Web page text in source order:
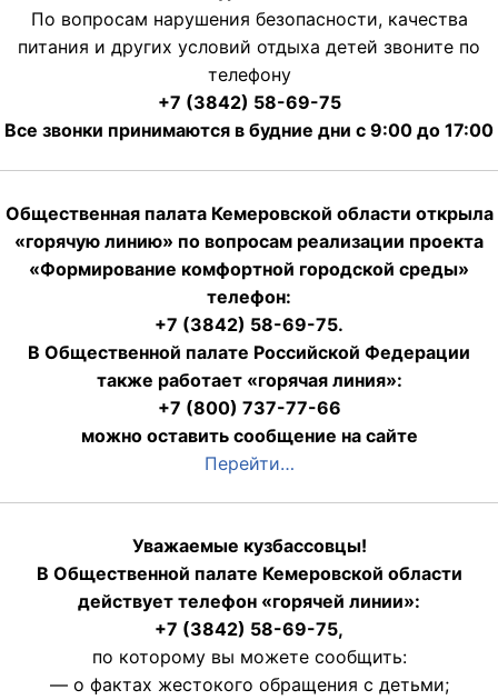
По вопросам нарушения безопасности, качества
питания и других условий отдыха детей звоните по
телефону
+7 (3842) 58-69-75
Все звонки принимаются в будние дни с 9:00 до 17:00
Общественная палата Кемеровской области открыла
«горячую линию» по вопросам реализации проекта
«Формирование комфортной городской среды»
телефон:
+7 (3842) 58-69-75.
В Общественной палате Российской Федерации
также работает «горячая линия»:
+7 (800) 737-77-66
можно оставить сообщение на сайте
Перейти…
Уважаемые кузбассовцы!
В Общественной палате Кемеровской области
действует телефон «горячей линии»:
+7 (3842) 58-69-75,
по которому вы можете сообщить:
— о фактах жестокого обращения с детьми;